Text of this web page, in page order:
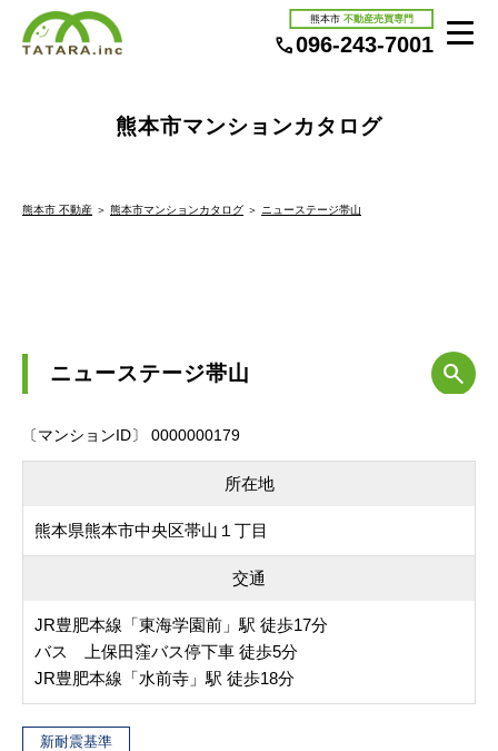
熊本市 不動産売買専門
096-243-7001
熊本市マンションカタログ
熊本市 不動産 ＞ 熊本市マンションカタログ ＞ ニューステージ帯山
ニューステージ帯山
〔マンションID〕 0000000179
所在地
熊本県熊本市中央区帯山１丁目
交通
JR豊肥本線「東海学園前」駅 徒歩17分
バス 上保田窪バス停下車 徒歩5分
JR豊肥本線「水前寺」駅 徒歩18分
新耐震基準